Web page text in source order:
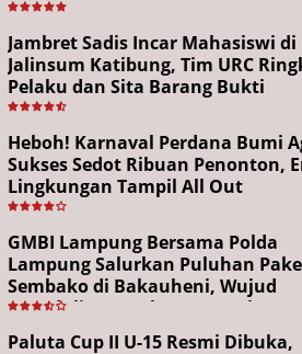
Jambret Sadis Incar Mahasiswi di
Jalinsum Katibung, Tim URC
Pelaku dan Sita Barang Bukti
Heboh! Karnaval Perdana Bumi
Sukses Sedot Ribuan Penonton,
Lingkungan Tampil All Out
GMBI Lampung Bersama Polda
Lampung Salurkan Puluhan
Sembako di Bakauheni, Wujud
Kepedulian Sambut HUT RI ke-81
Paluta Cup II U-15 Resmi Dibuka,